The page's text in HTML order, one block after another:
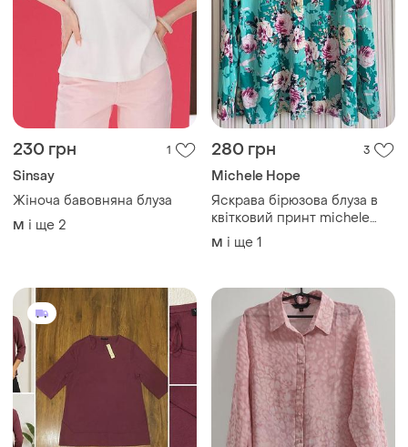
230 грн 1
Sinsay
Жіноча бавовняна блуза
M і ще 2
280 грн 3
Michele Hope
Яскрава бірюзова блуза в
квітковий принт michele
hope
M і ще 1